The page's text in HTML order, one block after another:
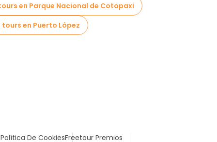
en Parque Nacional de Cotopaxi
tours en Puerto López
Política De CookiesFreetour Premios